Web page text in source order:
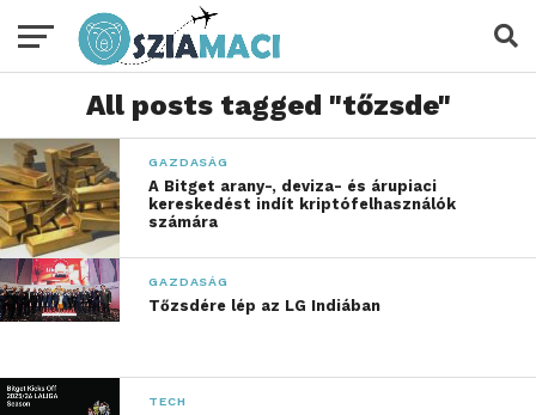
All posts tagged "tőzsde"
GAZDASÁG
A Bitget arany-, deviza- és árupiaci
kereskedést indít kriptófelhasználók
számára
GAZDASÁG
Tőzsdére lép az LG Indiában
TECH